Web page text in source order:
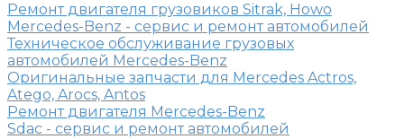
Ремонт двигателя грузовиков Sitrak, Howo
Mercedes-Benz - сервис и ремонт автомобилей
Техническое обслуживание грузовых
автомобилей Mercedes-Benz
Оригинальные запчасти для Mercedes Actros,
Atego, Arocs, Antos
Ремонт двигателя Mercedes-Benz
Sdac - сервис и ремонт автомобилей